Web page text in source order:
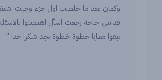
وكمان بعد ما خلصت اول جزء وجيت
قدامي حاجة رجعت اسأل اهتميتوا
تبقوا معايا خطوة خطوة بجد شكرا جدا "